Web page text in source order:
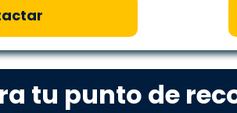
tu punto de